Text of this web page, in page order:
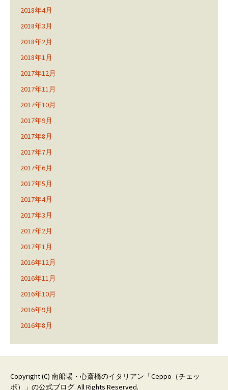
2018年4月
2018年3月
2018年2月
2018年1月
2017年12月
2017年11月
2017年10月
2017年9月
2017年8月
2017年7月
2017年6月
2017年5月
2017年4月
2017年3月
2017年2月
2017年1月
2016年12月
2016年11月
2016年10月
2016年9月
2016年8月
Copyright (C) 南船場・心斎橋のイタリアン「Ceppo（チェッ
ポ）」の公式ブログ. All Rights Reserved.